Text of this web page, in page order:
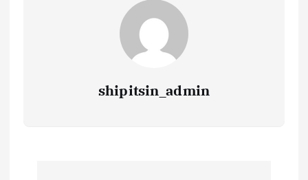
shipitsin_admin